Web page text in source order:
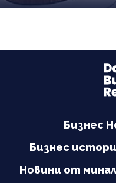
Бизнес
Бизнес
Новини от